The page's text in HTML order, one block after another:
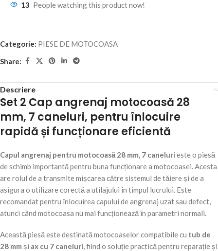
13 People watching this product now!
Categorie: PIESE DE MOTOCOASA
Share:
Descriere
Set 2 Cap angrenaj motocoasă 28
mm, 7 caneluri, pentru înlocuire
rapidă și funcționare eficientă
Capul angrenaj pentru motocoasă 28 mm, 7 caneluri este o piesă
de schimb importantă pentru buna funcționare a motocoasei. Acesta
are rolul de a transmite mișcarea către sistemul de tăiere și de a
asigura o utilizare corectă a utilajului în timpul lucrului. Este
recomandat pentru înlocuirea capului de angrenaj uzat sau defect,
atunci când motocoasa nu mai funcționează în parametri normali.
Această piesă este destinată motocoaselor compatibile cu tub de
28 mm și ax cu 7 caneluri, fiind o soluție practică pentru reparație și